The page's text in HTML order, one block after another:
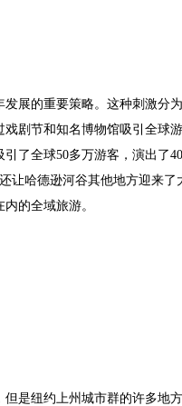
展的重要策略。这种刺激分
剧节和知名博物馆吸引全球
了全球50多万游客，演出了
让哈德逊河谷其他地方迎来
的全域旅游。
是纽约上州城市群的许多地